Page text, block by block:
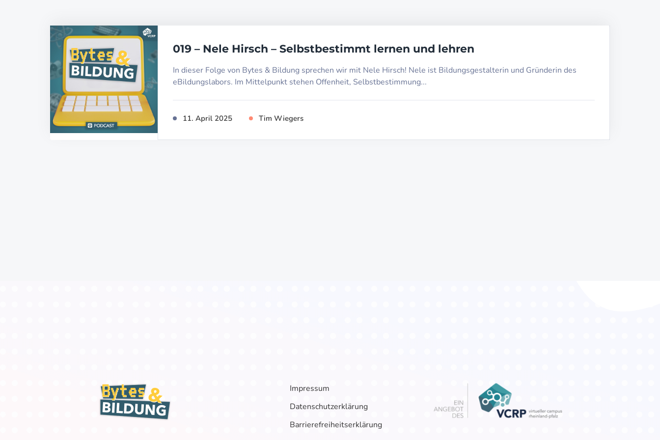
019 – Nele Hirsch – Selbstbestimmt lernen und lehren
In dieser Folge von Bytes & Bildung sprechen wir mit Nele Hirsch! Nele ist Bildungsgestalterin und Gründerin des
eBildungslabors. Im Mittelpunkt stehen Offenheit, Selbstbestimmung...
11. April 2025 Tim Wiegers
Impressum
Datenschutzerklärung
Barrierefreiheitserklärung